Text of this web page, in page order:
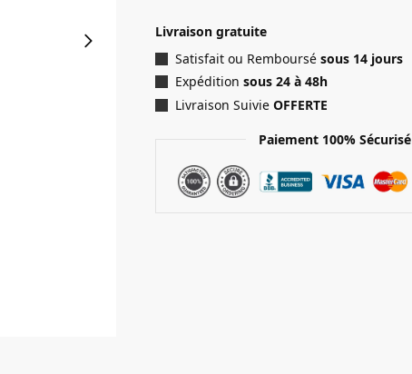
Livraison gratuite
Satisfait ou Remboursésous 14 jours
Expédition sous 24 à 48h
Livraison SuivieOFFERTE
Paiement 100% Sécurisé